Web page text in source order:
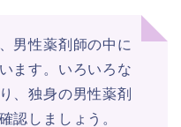
男性薬剤師の中に
ます。いろいろな
、独身の男性薬剤
認しましょう。